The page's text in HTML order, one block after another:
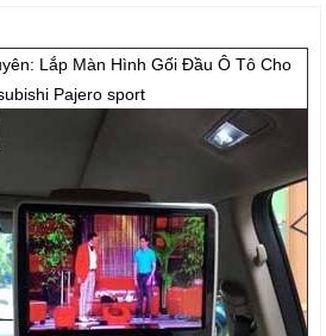
Lắp Màn Hình Gối Đầu Ô Tô Cho
Pajero sport